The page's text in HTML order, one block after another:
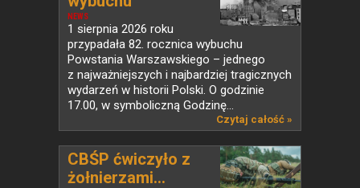
NEWS
Powstania...
1 sierpnia 2026 roku
przypadała 82. rocznica wybuchu
Powstania Warszawskiego – jednego
z najważniejszych i najbardziej tragicznych
wydarzeń w historii Polski. O godzinie
17.00, w symboliczną Godzinę...
Czytaj całość »
CBŚP ćwiczyło z
żołnierzami...